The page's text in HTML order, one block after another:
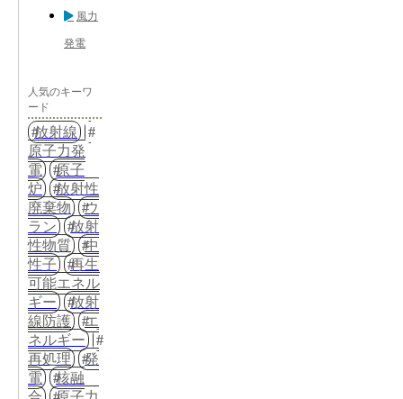
風力
発電
人気のキーワ
ード
放射線
原子力発
電
原子
炉
放射性
廃棄物
ウ
ラン
放射
性物質
中
性子
再生
可能エネル
ギー
放射
線防護
エ
ネルギー
再処理
発
電
核融